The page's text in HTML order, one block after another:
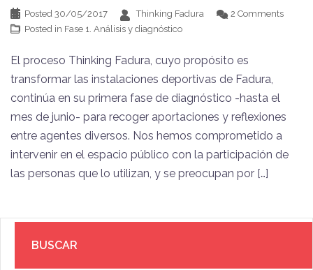
Posted 30/05/2017 Thinking Fadura
2 Comments
Posted in Fase 1. Análisis y diagnóstico
El proceso Thinking Fadura, cuyo propósito es
transformar las instalaciones deportivas de Fadura,
continúa en su primera fase de diagnóstico -hasta el
mes de junio- para recoger aportaciones y reflexiones
entre agentes diversos. Nos hemos comprometido a
intervenir en el espacio público con la participación de
las personas que lo utilizan, y se preocupan por […]
BUSCAR